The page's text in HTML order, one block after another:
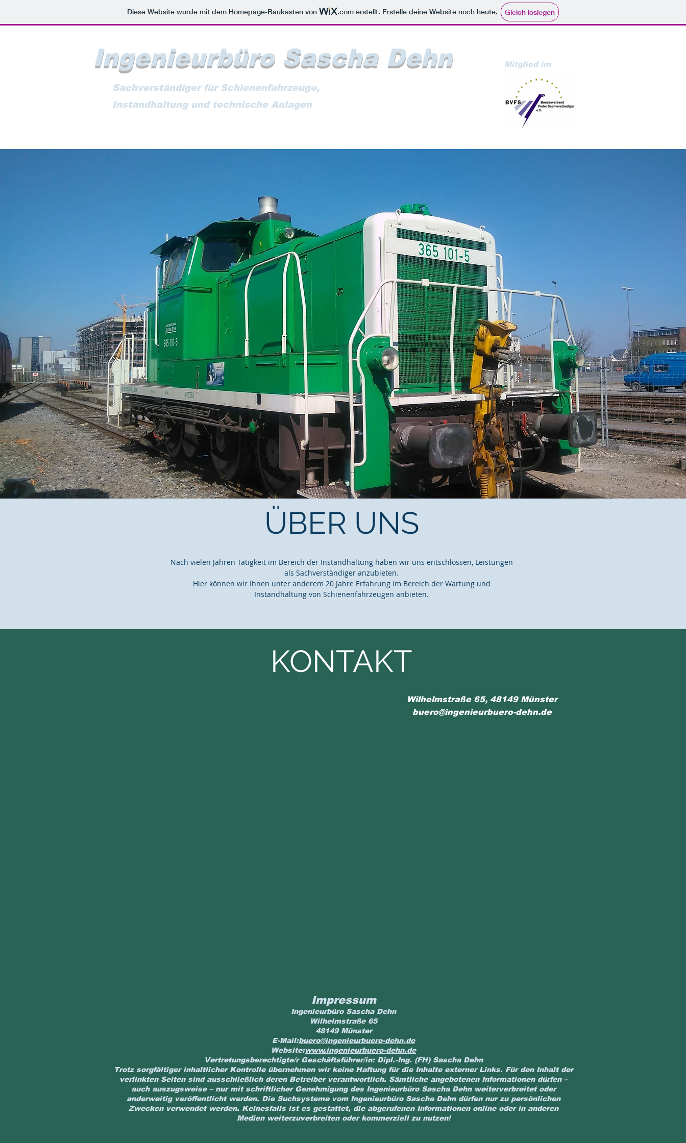
Diese Website wurde mit dem Homepage-Baukasten von .com erstellt. Erstelle deine Website noch heute. Gleich loslegen
Ingenieurbüro Sascha Dehn
Sachverständiger für Schienenfahrzeuge,
Instandhaltung und technische Anlagen
Mitglied im
ÜBER UNS
Nach vielen Jahren Tätigkeit im Bereich der Instandhaltung haben wir uns entschlossen, Leistungen
als Sachverständiger anzubieten.
Hier können wir Ihnen unter anderem 20 Jahre Erfahrung im Bereich der Wartung und
Instandhaltung von Schienenfahrzeugen anbieten.
KONTAKT
Wilhelmstraße 65, 48149 Münster
buero@ingenieurbuero-dehn.de
Impressum
Ingenieurbüro Sascha Dehn
Wilhelmstraße 65
48149 Münster
E-Mail:buero@ingenieurbuero-dehn.de
Website:www.ingenieurbuero-dehn.de
Vertretungsberechtigte/r Geschäftsführer/in: Dipl.-Ing. (FH) Sascha Dehn
Trotz sorgfältiger inhaltlicher Kontrolle übernehmen wir keine Haftung für die Inhalte externer Links. Für den Inhalt der
verlinkten Seiten sind ausschließlich deren Betreiber verantwortlich. Sämtliche angebotenen Informationen dürfen –
auch auszugsweise – nur mit schriftlicher Genehmigung des Ingenieurbüro Sascha Dehn weiterverbreitet oder
anderweitig veröffentlicht werden. Die Suchsysteme vom Ingenieurbüro Sascha Dehn dürfen nur zu persönlichen
Zwecken verwendet werden. Keinesfalls ist es gestattet, die abgerufenen Informationen online oder in anderen
Medien weiterzuverbreiten oder kommerziell zu nutzen!